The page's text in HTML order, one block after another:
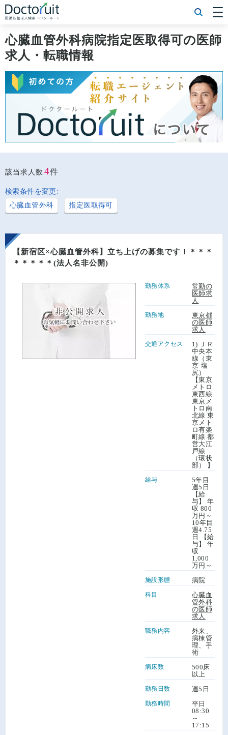
[常勤] 科目から探す
[常勤] 特徴から探す
[非常勤] エリアから探す
[非常勤] 科目から探す
Doctoruit医師転職特集
Doctoruitについて
運営者情報
プライバシーポリシー
心臓血管外科病院指定医取得可の医師
求人・転職情報
該当求人数 4件
検索条件を変更:
心臓血管外科
指定医取得可
【新宿区×心臓血管外科】立ち上げの募集です！＊＊＊
＊＊＊＊＊(法人名非公開)
勤務体系
常勤の
医師求
人
勤務地
東京都
の医師
求人
交通アクセス
1) ＪＲ
中央本
線（東
京-塩
尻）
【東京
メトロ
東西線
東京メ
トロ南
北線 東
京メト
ロ有楽
町線 都
営大江
戸線
（環状
部） 】
給与
5年目
週5日
【給
与】 年
収 800
万円～
10年目
週4.75
日 【給
与】 年
収
1,000
万円～
施設形態 病院
科目
心臓血
管外科
の医師
求人
職務内容
外来、
病棟管
理、手
術
病床数
500床
以上
勤務日数 週5日
勤務時間
平日
08:30
～
17:15